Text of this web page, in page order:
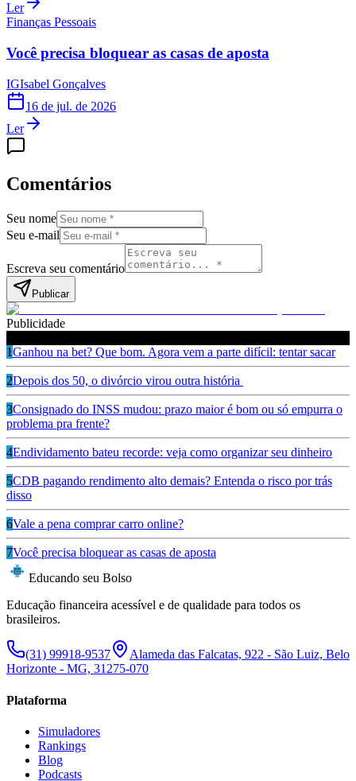
Ler
Finanças Pessoais
Você precisa bloquear as casas de aposta
IGIsabel Gonçalves
16 de jul. de 2026
Ler
Comentários
Seu nome
Seu e-mail
Escreva seu comentário
Publicar
Publicidade
1Ganhou na bet? Que bom. Agora vem a parte difícil: tentar sacar
2Depois dos 50, o divórcio virou outra história
3Consignado do INSS mudou: prazo maior é bom ou só empurra o
problema pra frente?
4Endividamento bateu recorde: veja como organizar seu dinheiro
5CDB pagando rendimento alto demais? Entenda o risco por trás
disso
6Vale a pena comprar carro online?
7Você precisa bloquear as casas de aposta
Educando seu Bolso
Educação financeira acessível e de qualidade para todos os
brasileiros.
(31) 99918-9537
Alameda das Falcatas, 922 - São Luiz, Belo
Horizonte - MG, 31275-070
Plataforma
Simuladores
Rankings
Blog
Podcasts